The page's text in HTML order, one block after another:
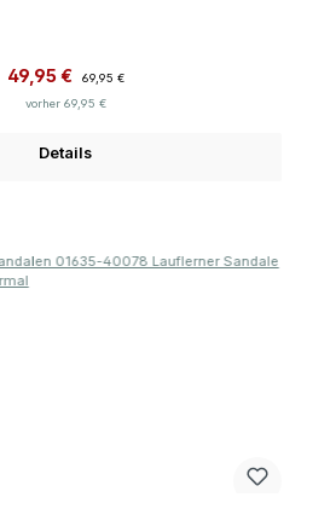
Verkaufspreis:
49,95 €
69,95 €
vorher 69,95 €
Details